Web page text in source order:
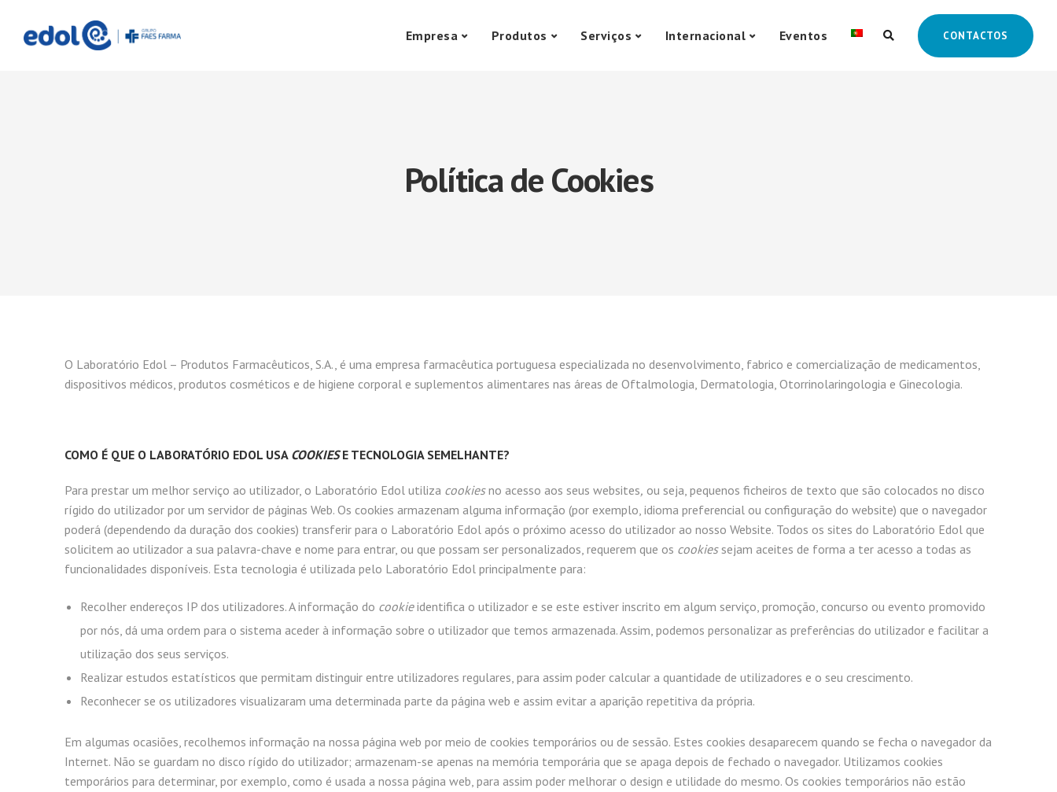
Empresa Produtos Serviços Internacional Eventos CONTACTOS
Política de Cookies
O Laboratório Edol – Produtos Farmacêuticos, S.A., é uma empresa farmacêutica portuguesa especializada no desenvolvimento, fabrico e comercialização de medicamentos,
dispositivos médicos, produtos cosméticos e de higiene corporal e suplementos alimentares nas áreas de Oftalmologia, Dermatologia, Otorrinolaringologia e Ginecologia.
COMO É QUE O LABORATÓRIO EDOL USA COOKIESE TECNOLOGIA SEMELHANTE?
Para prestar um melhor serviço ao utilizador, o Laboratório Edol utiliza cookiesno acesso aos seus websites, ou seja, pequenos ficheiros de texto que são colocados no disco
rígido do utilizador por um servidor de páginas Web. Os cookies armazenam alguma informação (por exemplo, idioma preferencial ou configuração do website) que o navegador
poderá (dependendo da duração dos cookies) transferir para o Laboratório Edol após o próximo acesso do utilizador ao nosso Website. Todos os sites do Laboratório Edol que
solicitem ao utilizador a sua palavra-chave e nome para entrar, ou que possam ser personalizados, requerem que os cookiessejam aceites de forma a ter acesso a todas as
funcionalidades disponíveis. Esta tecnologia é utilizada pelo Laboratório Edol principalmente para:
Recolher endereços IP dos utilizadores. A informação do cookieidentifica o utilizador e se este estiver inscrito em algum serviço, promoção, concurso ou evento promovido
por nós, dá uma ordem para o sistema aceder à informação sobre o utilizador que temos armazenada. Assim, podemos personalizar as preferências do utilizador e facilitar a
utilização dos seus serviços.
Realizar estudos estatísticos que permitam distinguir entre utilizadores regulares, para assim poder calcular a quantidade de utilizadores e o seu crescimento.
Reconhecer se os utilizadores visualizaram uma determinada parte da página web e assim evitar a aparição repetitiva da própria.
Em algumas ocasiões, recolhemos informação na nossa página web por meio de cookies temporários ou de sessão. Estes cookies desaparecem quando se fecha o navegador da
Internet. Não se guardam no disco rígido do utilizador; armazenam-se apenas na memória temporária que se apaga depois de fechado o navegador. Utilizamos cookies
temporários para determinar, por exemplo, como é usada a nossa página web, para assim poder melhorar o design e utilidade do mesmo. Os cookies temporários não estão